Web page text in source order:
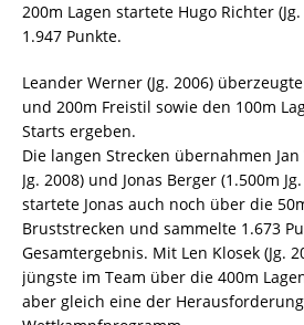
200m Lagen startete Hugo Richter
1.947 Punkte.
Leander Werner (Jg. 2006)
und 200m Freistil sowie den 100m
Starts ergeben.
Die langen Strecken übernahmen
Jg. 2008) und Jonas Berger (1.500m
startete Jonas auch noch über die
Bruststrecken und sammelte 1.673
Gesamtergebnis. Mit Len Klosek (Jg.
jüngste im Team über die 400m
aber gleich eine der